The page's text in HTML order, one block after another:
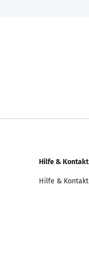
Hilfe & Kontakt
Hilfe & Kontakt